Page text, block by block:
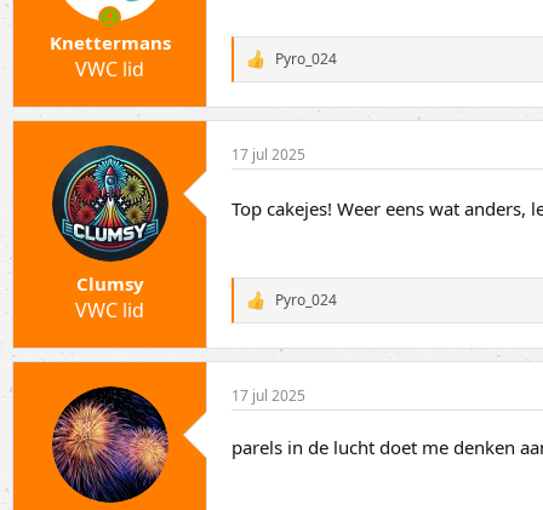
Knettermans
VWC lid
W
a
a
r
d
e
i
n
n
:
Pyro_024
Clumsy
VWC lid
17 jul 2025
Top cakejes! Weer eens wat
W
a
a
r
e
i
Pyro_024
17 jul 2025
parels in de lucht doet me denken